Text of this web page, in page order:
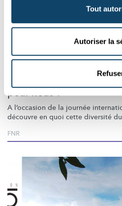
Tout
Autoriser la
pour nous ?
A l’occasion de la journée
découvre en quoi cette diversité
FNR